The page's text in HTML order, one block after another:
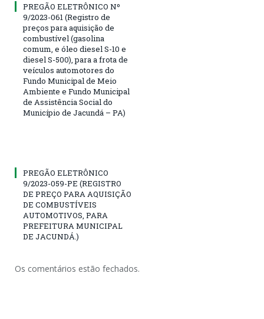
PREGÃO ELETRÔNICO Nº
9/2023-061 (Registro de
preços para aquisição de
combustível (gasolina
comum, e óleo diesel S-10 e
diesel S-500), para a frota de
veículos automotores do
Fundo Municipal de Meio
Ambiente e Fundo Municipal
de Assistência Social do
Município de Jacundá – PA)
PREGÃO ELETRÔNICO
9/2023-059-PE (REGISTRO
DE PREÇO PARA AQUISIÇÃO
DE COMBUSTÍVEIS
AUTOMOTIVOS, PARA
PREFEITURA MUNICIPAL
DE JACUNDÁ.)
Os comentários estão fechados.